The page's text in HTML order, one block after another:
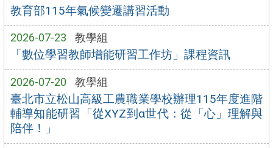
教育部115年氣候變遷講習活動
2026-07-23 教學組
「數位學習教師增能研習工作坊」課程資訊
2026-07-20 教學組
臺北市立松山高級工農職業學校辦理115年度進階
輔導知能研習「從XYZ到α世代：從「心」理解與
陪伴！」